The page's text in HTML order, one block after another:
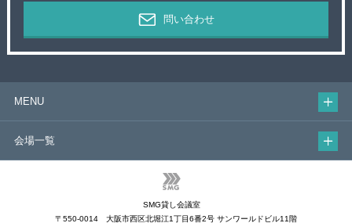
問い合わせ
MENU
会場一覧
SMG貸し会議室
〒550-0014 大阪市西区北堀江1丁目6番2号 サンワールドビル11階